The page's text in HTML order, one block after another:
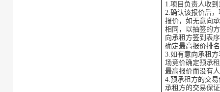
1.项目负责人收
2.确认该报价后
报价，如无意向
相同，以抽签的
向承租方签到表
确定最高报价排
3.如有意向承租
场竞价确定预承
最高报价而没有
4.预承租方的交
承租方的交易保